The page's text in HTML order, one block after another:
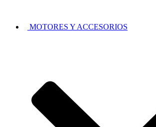
MOTORES Y ACCESORIOS